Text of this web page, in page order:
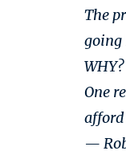
The
going
WHY?
One
—